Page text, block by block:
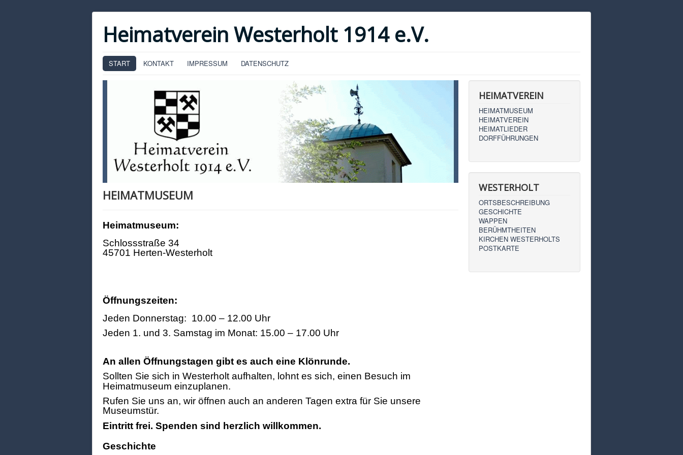
Heimatverein Westerholt 1914 e.V.
START KONTAKT IMPRESSUM DATENSCHUTZ
HEIMATMUSEUM
Heimatmuseum:
Schlossstraße 34
45701 Herten-Westerholt
Öffnungszeiten:
Jeden Donnerstag: 10.00 – 12.00 Uhr
Jeden 1. und 3. Samstag im Monat: 15.00 – 17.00 Uhr
An allen Öffnungstagen gibt es auch eine Klönrunde.
Sollten Sie sich in Westerholt aufhalten, lohnt es sich, einen Besuch im
Heimatmuseum einzuplanen.
Rufen Sie uns an, wir öffnen auch an anderen Tagen extra für Sie unsere
Museumstür.
Eintritt frei. Spenden sind herzlich willkommen.
Geschichte
HEIMATVEREIN
HEIMATMUSEUM
HEIMATVEREIN
HEIMATLIEDER
DORFFÜHRUNGEN
WESTERHOLT
ORTSBESCHREIBUNG
GESCHICHTE
WAPPEN
BERÜHMTHEITEN
KIRCHEN WESTERHOLTS
POSTKARTE